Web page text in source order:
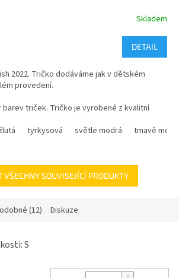
Skladem
DETAIL
2022. Tričko dodáváme jak v dětském
provedení.
barev triček. Tričko je vyrobené z kvalitní
- dětské od 5 do 12 let + dospělé od XS do
tyrkysová světle modrá tmavě
VŠECHNY SOUVISEJÍCÍ PRODUKTY
(12) Diskuze
S